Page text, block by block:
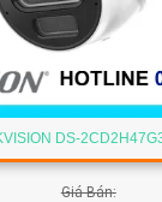
DS-
Giá Bán: